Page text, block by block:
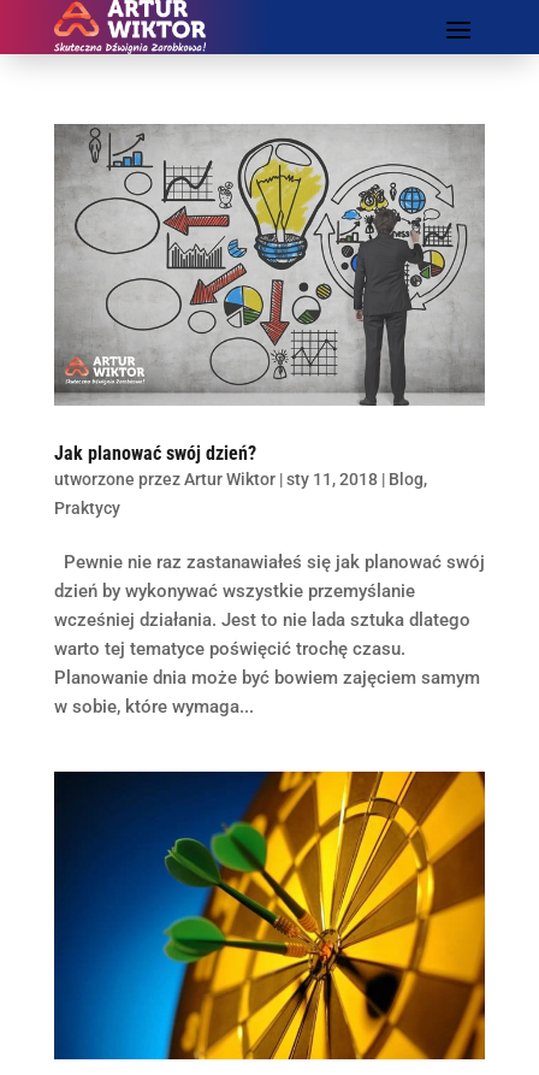
Jak planować swój dzień?
utworzone przezArtur Wiktor|sty 11, 2018| Blog,
Praktycy
Pewnie nie raz zastanawiałeś się jak planować swój
dzień by wykonywać wszystkie przemyślanie
wcześniej działania. Jest to nie lada sztuka dlatego
warto tej tematyce poświęcić trochę czasu.
Planowanie dnia może być bowiem zajęciem samym
w sobie, które wymaga...